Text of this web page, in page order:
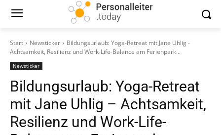
Start Newsticker
Bildungsurlaub: Yoga-Retreat mit Jane Uhlig -
Achtsamkeit, Resilienz und Work-Life-Balance am Ferienpark...
Newsticker
Bildungsurlaub: Yoga-Retreat
mit Jane Uhlig – Achtsamkeit,
Resilienz und Work-Life-